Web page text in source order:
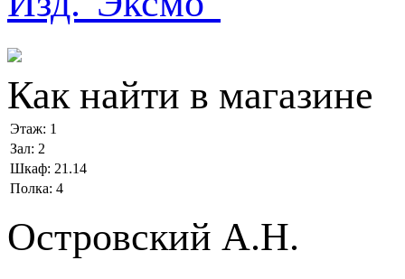
Как найти в магазине
Этаж: 1
Зал: 2
Шкаф: 21.14
Полка: 4
Островский А.Н.